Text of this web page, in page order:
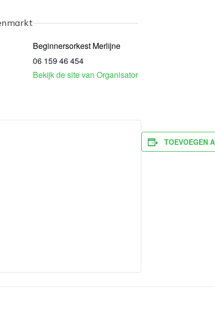
Beginnersorkest Merlijne
06 159 46 454
Bekijk de site van Organisator
TOEVOEGEN